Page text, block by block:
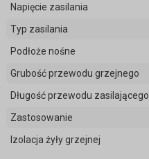
Napięcie zasilania
Typ zasilania
Podłoże nośne
Grubość przewodu grzejnego
Długość przewodu zasilającego
Zastosowanie
Izolacja żyły grzejnej